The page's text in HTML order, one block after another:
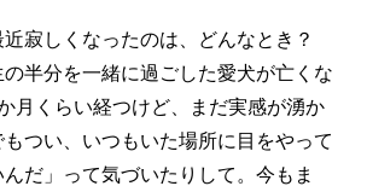
寂しくなったのは、どんなとき？
半分を一緒に過ごした愛犬が亡くな
月くらい経つけど、まだ実感が湧か
つい、いつもいた場所に目をやって
んだ」って気づいたりして。今もま